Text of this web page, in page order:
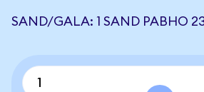
SAND/GALA: 1 SAND РАВНО